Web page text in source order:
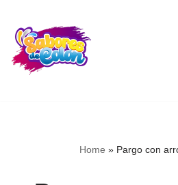
Skip
to
content
Home » Pargo con